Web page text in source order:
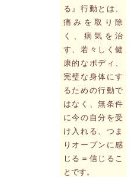
る』行動とは、
痛みを取り除
く、病気を治
す、若々しく健
康的なボディ、
完璧な身体にす
るための行動で
はなく、無条件
に今の自分を受
け入れる、つま
りオープンに感
じる＝信じるこ
とです。